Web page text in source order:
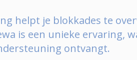
helpt je blokkades te
is een unieke ervaring,
ontvangt.